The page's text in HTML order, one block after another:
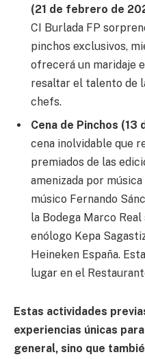
(21 de febrero de
CI Burlada FP
pinchos exclusivos,
ofrecerá un maridaje
resaltar el talento de
chefs.
Cena de Pinchos (13
cena inolvidable que
premiados de las
amenizada por
músico Fernando
la Bodega Marco
enólogo Kepa
Heineken España.
lugar en el
Estas actividades
experiencias únicas
general, sino que